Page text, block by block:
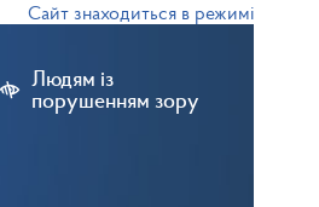
Сайт знаходиться в режимі тестової
Людям із
порушенням зору